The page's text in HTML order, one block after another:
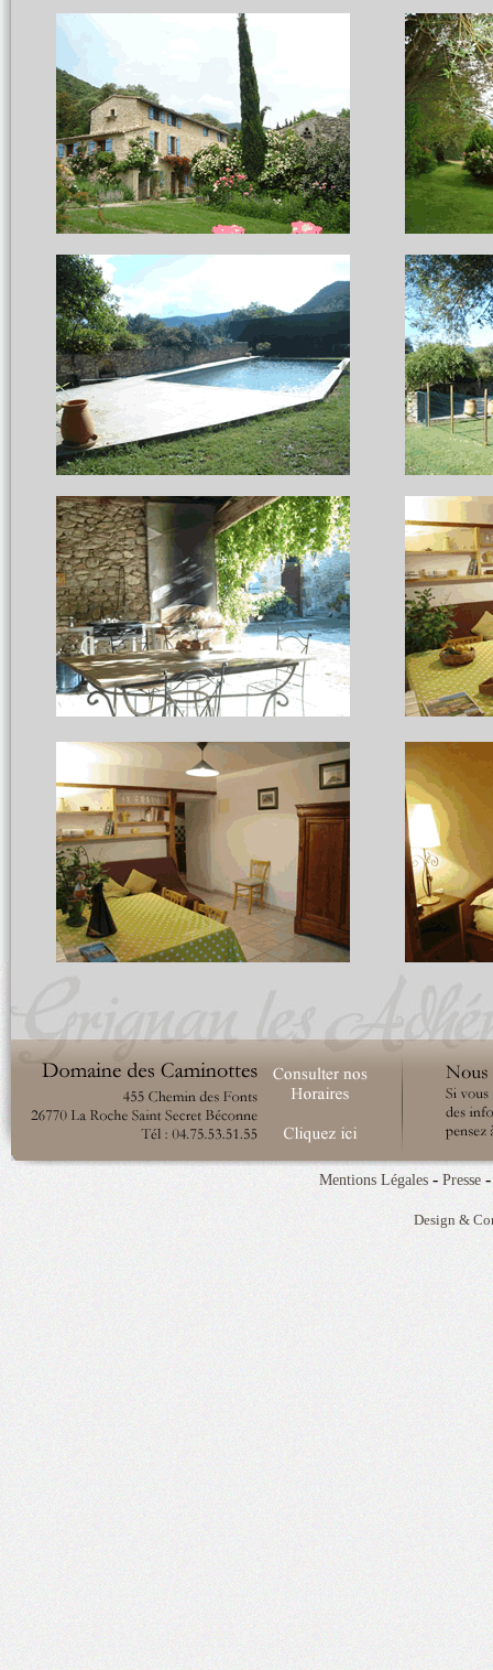
Mentions Légales - Presse
Design &